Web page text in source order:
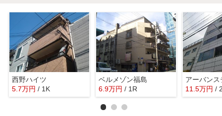
西野ハイツ
5.7万円 / 1K
ベルメゾン福島
6.9万円 / 1R
アーバンス
11.5万円 /